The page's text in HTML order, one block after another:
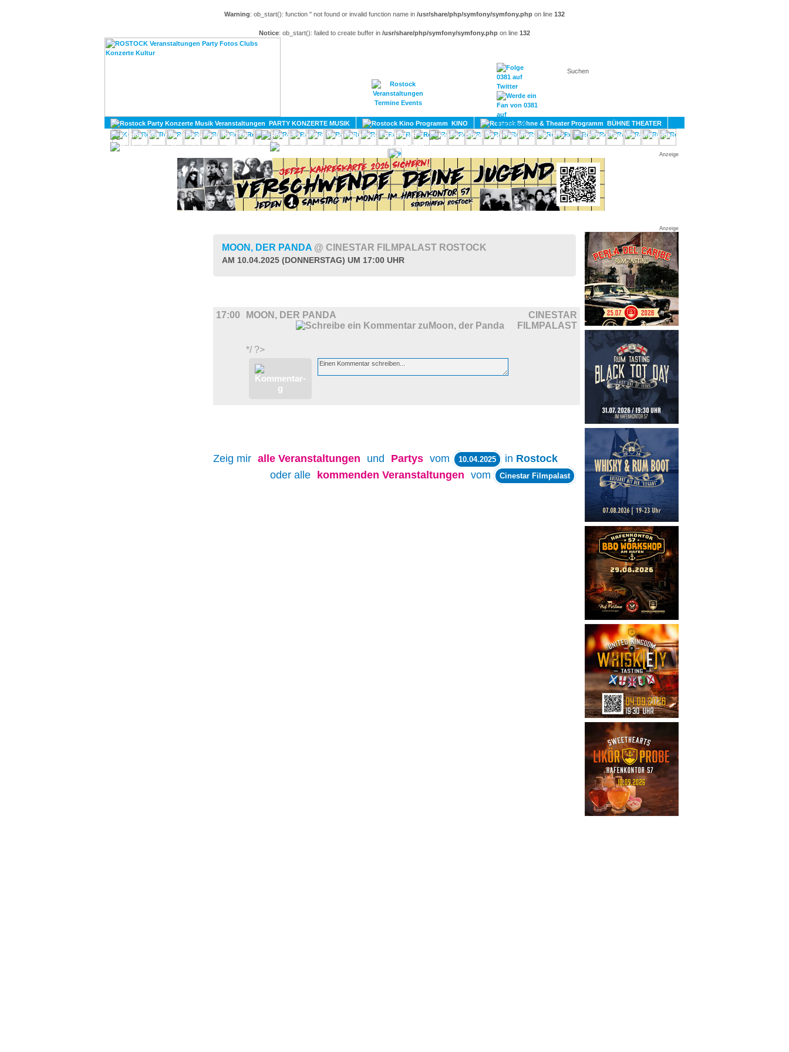
Warning: ob_start(): function '' not found or invalid function name in /usr/share/php/symfony/symfony.php on line 132
Notice: ob_start(): failed to create buffer in /usr/share/php/symfony/symfony.php on line 132
KONTAKT
PARTY KONZERTE MUSIK KINO
BÜHNE THEATER
KULTUR
LITERATUR SPORT
GAY
DIVERSES
UMLAND
Anzeige
Anzeige
MOON, DER PANDA @ CINESTAR FILMPALAST ROSTOCK
AM 10.04.2025 (DONNERSTAG) UM 17:00 UHR
17:00 MOON, DER PANDA
CINESTAR
FILMPALAST
*/ ?>
Zeig mir alle Veranstaltungen und Partys vom 10.04.2025 in Rostock
oder alle
kommenden Veranstaltungen vom Cinestar Filmpalast